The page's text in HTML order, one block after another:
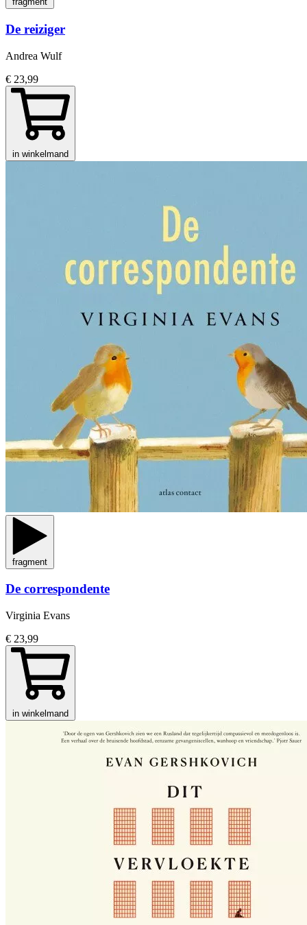
De reiziger
Andrea Wulf
€ 23,99
in winkelmand
fragment
De correspondente
Virginia Evans
€ 23,99
in winkelmand